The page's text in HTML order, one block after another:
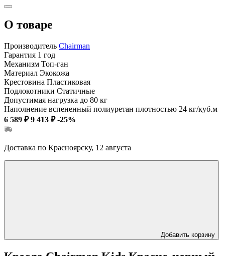
О товаре
Производитель Chairman
Гарантия 1 год
Механизм Топ-ган
Материал Экокожа
Крестовина Пластиковая
Подлокотники Статичные
Допустимая нагрузка до 80 кг
Наполнение вспененный полиуретан плотностью 24 кг/куб.м
6 589 ₽ 9 413 ₽ -25%
Доставка по Красноярску, 12 августа
Добавить корзину